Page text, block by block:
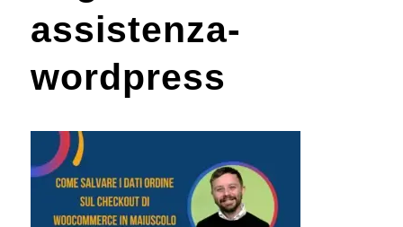
assistenza-
wordpress